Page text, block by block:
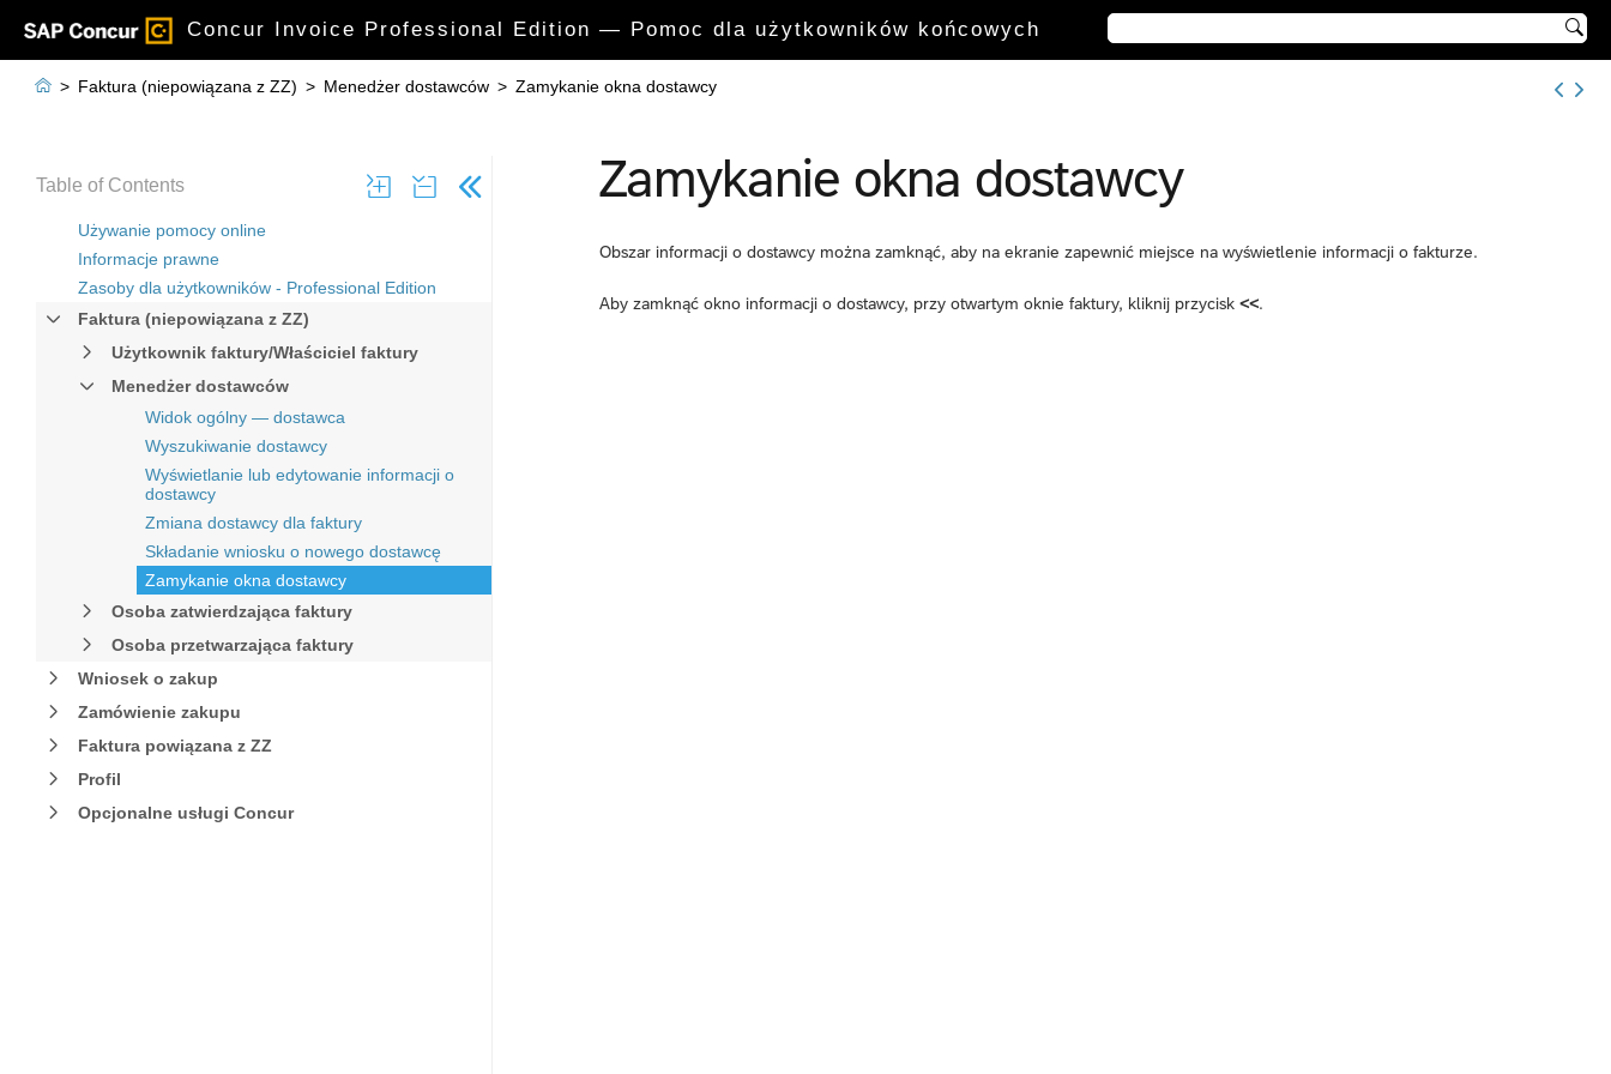
Concur Invoice Professional Edition — Pomoc dla użytkowników końcowych 
Table of Contents
Używanie pomocy online
Informacje prawne
Zasoby dla użytkowników - Professional Edition
Faktura (niepowiązana z ZZ)
Użytkownik faktury/Właściciel faktury
Menedżer dostawców
Widok ogólny — dostawca
Wyszukiwanie dostawcy
Wyświetlanie lub edytowanie informacji o
dostawcy
Zmiana dostawcy dla faktury
Składanie wniosku o nowego dostawcę
Zamykanie okna dostawcy
Osoba zatwierdzająca faktury
Osoba przetwarzająca faktury
Wniosek o zakup
Zamówienie zakupu
Faktura powiązana z ZZ
Profil
Opcjonalne usługi Concur
 > Faktura (niepowiązana z ZZ) > Menedżer dostawców > Zamykanie okna dostawcy
Zamykanie okna dostawcy
Obszar informacji o dostawcy można zamknąć, aby na ekranie zapewnić miejsce na wyświetlenie informacji o fakturze.
Aby zamknąć okno informacji o dostawcy, przy otwartym oknie faktury, kliknij przycisk <<.